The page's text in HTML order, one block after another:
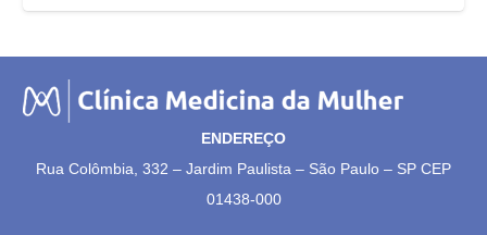
ENDEREÇO
Rua Colômbia, 332 – Jardim Paulista – São Paulo – SP CEP
01438-000